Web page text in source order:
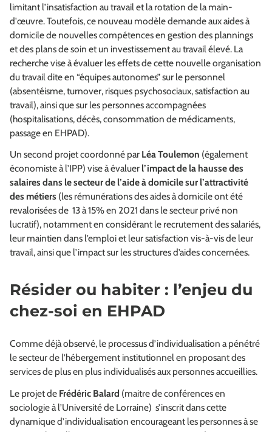
limitant l’insatisfaction au travail et la rotation de la main-
d'œuvre. Toutefois, ce nouveau modèle demande aux aides à
domicile de nouvelles compétences en gestion des plannings
et des plans de soin et un investissement au travail élevé. La
recherche vise à évaluer les effets de cette nouvelle organisation
du travail dite en “équipes autonomes” sur le personnel
(absentéisme, turnover, risques psychosociaux, satisfaction au
travail), ainsi que sur les personnes accompagnées
(hospitalisations, décès, consommation de médicaments,
passage en EHPAD).
Un second projet coordonné par Léa Toulemon (également
économiste à l’IPP) vise à évaluer l’impact de la hausse des
salaires dans le secteur de l’aide à domicile sur l’attractivité
des métiers (les rémunérations des aides à domicile ont été
revalorisées de 13 à 15% en 2021 dans le secteur privé non
lucratif), notamment en considérant le recrutement des salariés,
leur maintien dans l’emploi et leur satisfaction vis-à-vis de leur
travail, ainsi que l’impact sur les structures d’aides concernées.
Résider ou habiter : l’enjeu du
chez-soi en EHPAD
Comme déjà observé, le processus d’individualisation a pénétré
le secteur de l’hébergement institutionnel en proposant des
services de plus en plus individualisés aux personnes accueillies.
Le projet de Frédéric Balard (maitre de conférences en
sociologie à l’Université de Lorraine) s’inscrit dans cette
dynamique d’individualisation encourageant les personnes à se